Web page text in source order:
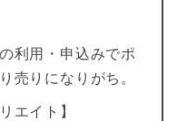
利用・申込みでポ
売りになりがち。
エイト】